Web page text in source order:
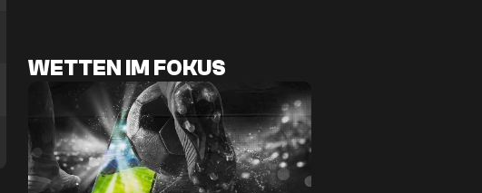
WETTEN IM FOKUS